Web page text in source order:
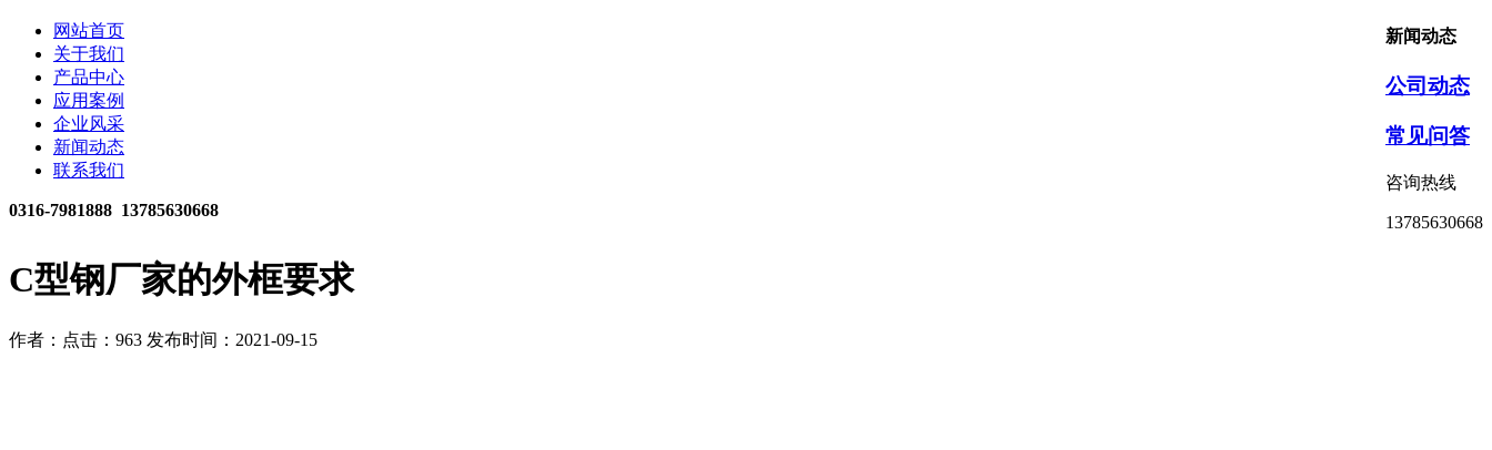
新闻动态
公司动态
常见问答
咨询热线
13785630668
C型钢厂家的外框要求
作者： 点击：963 发布时间：2021-09-15
网站首页
关于我们
产品中心
应用案例
企业风采
新闻动态
联系我们
0316-7981888 13785630668